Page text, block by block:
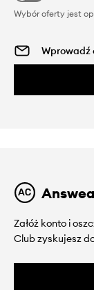
Wybór oferty jest
Załóż konto i
Club zyskujesz